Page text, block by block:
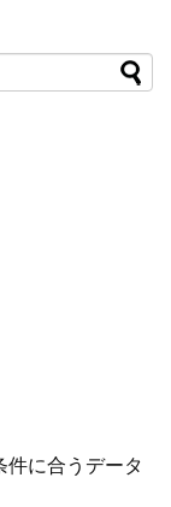
件に合うデータ